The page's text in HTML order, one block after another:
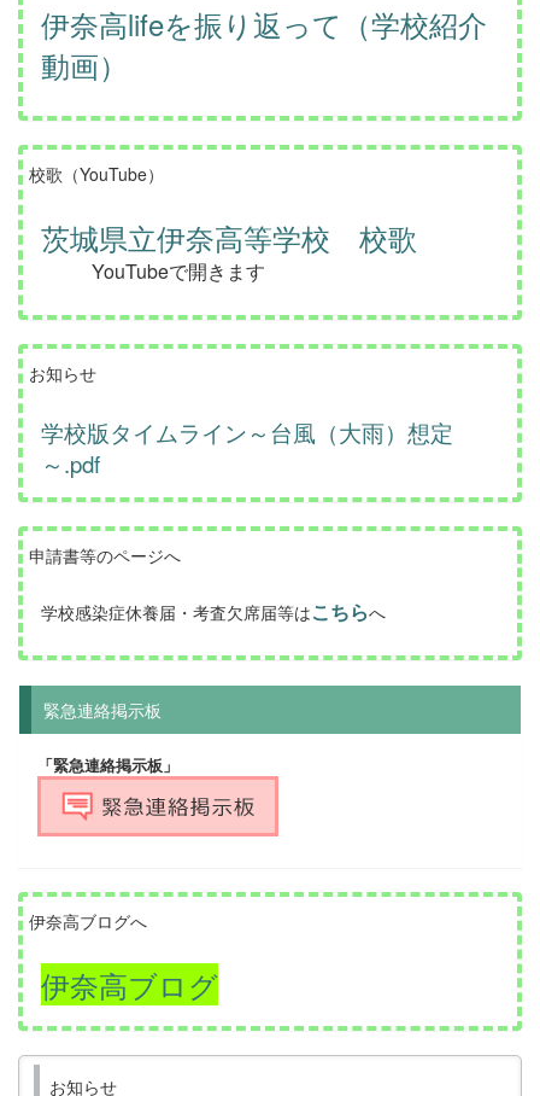
伊奈高lifeを振り返って（学校紹介
動画）
校歌（YouTube）
茨城県立伊奈高等学校 校歌
YouTubeで開きます
お知らせ
学校版タイムライン～台風（大雨）想定
～.pdf
申請書等のページへ
学校感染症休養届・考査欠席届等はこちらへ
緊急連絡掲示板
「緊急連絡掲示板」
伊奈高ブログへ
伊奈高ブログ
お知らせ